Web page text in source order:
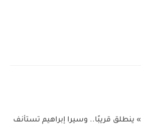
«اسمعني شكرًا 3» ينطلق قريبًا.. وسيرا إبراهيم تستأنف